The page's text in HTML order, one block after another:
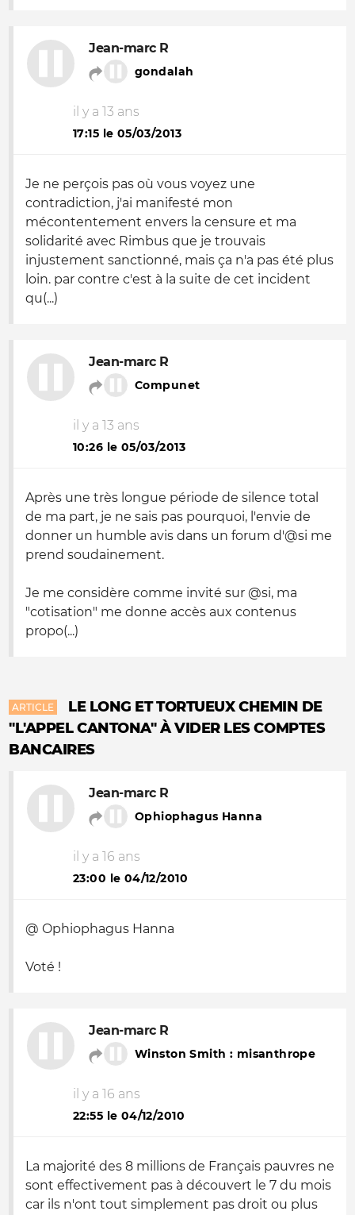
Jean-marc R
gondalah
il y a 13 ans
17:15 le 05/03/2013
Je ne perçois pas où vous voyez une
contradiction, j'ai manifesté mon
mécontentement envers la censure et ma
solidarité avec Rimbus que je trouvais
injustement sanctionné, mais ça n'a pas été plus
loin. par contre c'est à la suite de cet incident
qu(...)
Jean-marc R
Compunet
il y a 13 ans
10:26 le 05/03/2013
Après une très longue période de silence total
de ma part, je ne sais pas pourquoi, l'envie de
donner un humble avis dans un forum d'@si me
prend soudainement.
Je me considère comme invité sur @si, ma
"cotisation" me donne accès aux contenus
propo(...)
ARTICLE
LE LONG ET TORTUEUX CHEMIN DE
"L'APPEL CANTONA" À VIDER LES COMPTES
BANCAIRES
Jean-marc R
Ophiophagus Hanna
il y a 16 ans
23:00 le 04/12/2010
@ Ophiophagus Hanna
Voté !
Jean-marc R
Winston Smith : misanthrope
il y a 16 ans
22:55 le 04/12/2010
La majorité des 8 millions de Français pauvres ne
sont effectivement pas à découvert le 7 du mois
car ils n'ont tout simplement pas droit ou plus